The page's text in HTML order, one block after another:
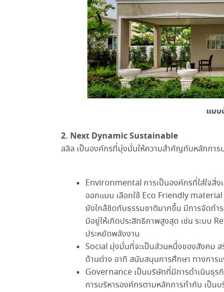
แบบ
2. Next Dynamic Sustainable
ลลิล เป็นองค์กรที่มุ่งมั่นให้ความสำคัญกับหลักการ
Environmental การเป็นองค์กรที่ใส่ใจสิ่
ออกแบบ เลือกใช้ Eco Friendly
ยังใกล้ชิดกับธรรมชาติมากขึ้น มีการจัดทำ
มีอยู่ให้เกิดประสิทธิภาพสูงสุด เช่น ระบบ
ประหยัดพลังงาน
Social มุ่งมั่นที่จะเป็นส่วนหนึ่งของสังคม
ด้านต่าง อาทิ สนับสนุนการศึกษา ทางกา
Governance เป็นบริษัทที่มีการดำเนินธุร
การบริหารองค์กรตามหลักการกำกับ เป็